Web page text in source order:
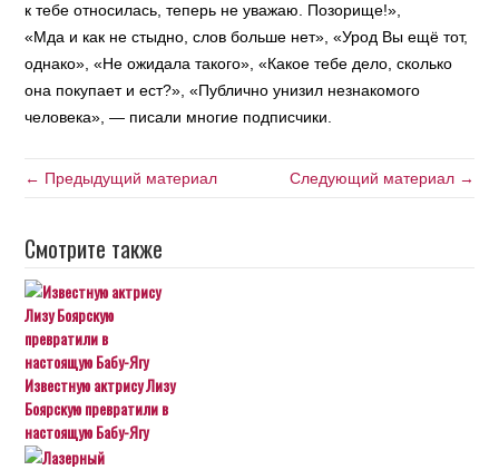
к тебе относилась, теперь не уважаю. Позорище!»,
«Мда и как не стыдно, слов больше нет», «Урод Вы ещё тот,
однако», «Не ожидала такого», «Какое тебе дело, сколько
она покупает и ест?», «Публично унизил незнакомого
человека», — писали многие подписчики.
← Предыдущий материал Следующий материал →
Смотрите также
Известную актрису Лизу
Боярскую превратили в
настоящую Бабу-Ягу